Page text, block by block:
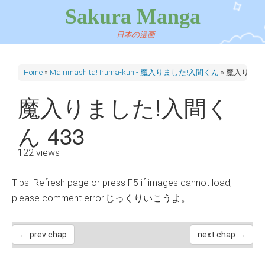
Sakura Manga
日本の漫画
Home » Mairimashita! Iruma-kun - 魔入りました!入間くん » 魔入りま
魔入りました!入間く
ん 433
122 views
Tips: Refresh page or press F5 if images cannot load,
please comment error.じっくりいこうよ。
← prev chap next chap →